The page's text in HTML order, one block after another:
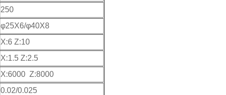
250
φ25X6/φ40X8
X:6 Z:10
X:1.5 Z:2.5
X:6000 Z:8000
0.02/0.025